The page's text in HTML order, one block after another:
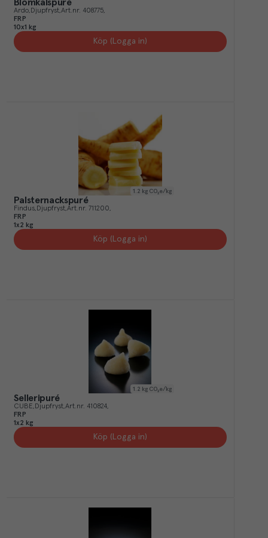
Blomkålspuré
Ardo Djupfryst Art.nr. 408775
FRP
10x1 kg
Köp (Logga in)
1.2 kg CO₂e/kg
Palsternackspuré
Findus Djupfryst Art.nr. 711200
FRP
1x2 kg
Köp (Logga in)
1.2 kg CO₂e/kg
Selleripuré
CUBE Djupfryst Art.nr. 410824
FRP
1x2 kg
Köp (Logga in)